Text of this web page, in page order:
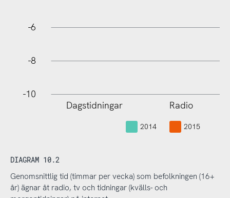
-6
-8
-10
L
Dagstidningar Radio
2014 2015
DIAGRAM 10.2
Genomsnittlig tid (timmar per vecka) som befolkningen (16+
år) ägnar åt radio, tv och tidningar (kvälls- och